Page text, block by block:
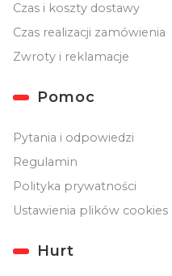
Czas i koszty dostawy
Czas realizacji zamówienia
Zwroty i reklamacje
Pomoc
Pytania i odpowiedzi
Regulamin
Polityka prywatności
Ustawienia plików cookies
Hurt